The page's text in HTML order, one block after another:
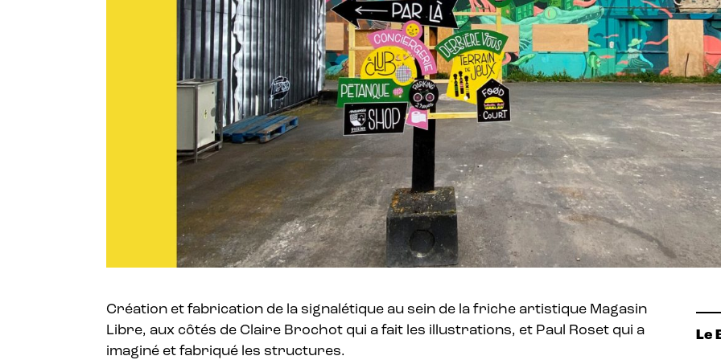
Création et fabrication de la signalétique au sein de la friche artistique Magasin
Libre, aux côtés de Claire Brochot qui a fait les illustrations, et Paul Roset qui a
imaginé et fabriqué les structures.
Le